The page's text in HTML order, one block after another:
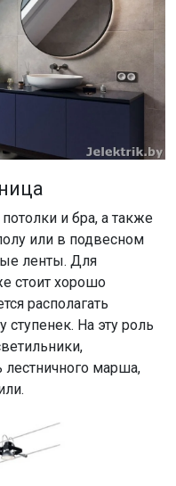
и бра, а также
или в подвесном
ленты. Для
стоит хорошо
располагать
ступенек. На эту роль
лестничного марша,